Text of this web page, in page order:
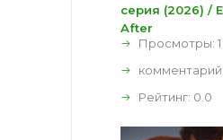
серия (2026) /
After
Просмотры: 1
комментарий:
Рейтинг: 0.0